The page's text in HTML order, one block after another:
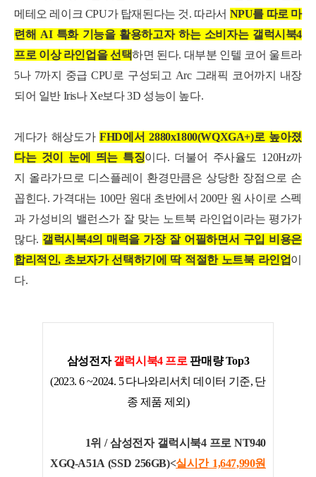
메테오 레이크 CPU가 탑재된다는 것. 따라서 NPU를 따로 마
련해 AI 특화 기능을 활용하고자 하는 소비자는 갤럭시북4
프로 이상 라인업을 선택하면 된다. 대부분 인텔 코어 울트라
5나 7까지 중급 CPU로 구성되고 Arc 그래픽 코어까지 내장
되어 일반 Iris나 Xe보다 3D 성능이 높다.
게다가해상도가FHD에서 2880x1800(WQXGA+)로 높아졌
다는 것이 눈에 띄는 특징이다. 더불어 주사율도 120Hz까
지 올라가므로 디스플레이 환경만큼은 상당한 장점으로 손
꼽힌다. 가격대는 100만 원대 초반에서 200만 원 사이로 스펙
과 가성비의 밸런스가 잘 맞는 노트북 라인업이라는 평가가
많다. 갤럭시북4의 매력을 가장 잘 어필하면서 구입 비용은
합리적인, 초보자가 선택하기에 딱 적절한 노트북 라인업이
다.
삼성전자갤럭시북4 프로 판매량 Top3
(2023. 6 ~2024. 5 다나와리서치 데이터 기준, 단
종 제품 제외)
1위 /삼성전자 갤럭시북4 프로 NT940
XGQ-A51A (SSD 256GB)<실시간 1,647,990원